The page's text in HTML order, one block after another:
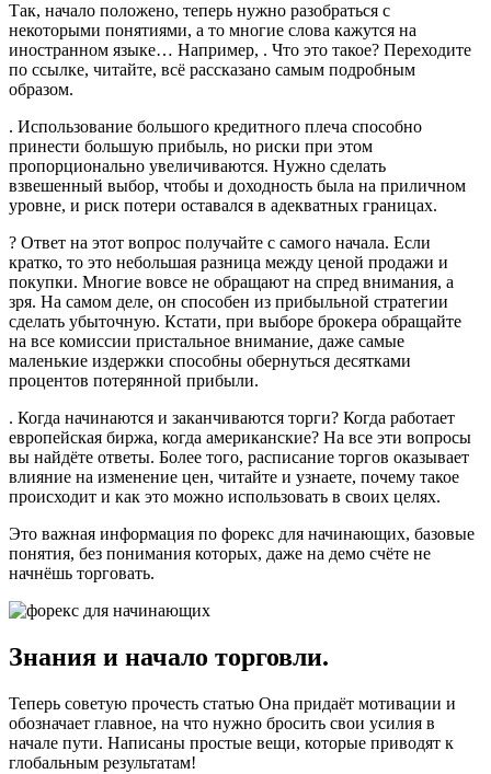
Так, начало положено, теперь нужно разобраться с
некоторыми понятиями, а то многие слова кажутся на
иностранном языке… Например, . Что это такое? Переходите
по ссылке, читайте, всё рассказано самым подробным
образом.
. Использование большого кредитного плеча способно
принести большую прибыль, но риски при этом
пропорционально увеличиваются. Нужно сделать
взвешенный выбор, чтобы и доходность была на приличном
уровне, и риск потери оставался в адекватных границах.
? Ответ на этот вопрос получайте с самого начала. Если
кратко, то это небольшая разница между ценой продажи и
покупки. Многие вовсе не обращают на спред внимания, а
зря. На самом деле, он способен из прибыльной стратегии
сделать убыточную. Кстати, при выборе брокера обращайте
на все комиссии пристальное внимание, даже самые
маленькие издержки способны обернуться десятками
процентов потерянной прибыли.
. Когда начинаются и заканчиваются торги? Когда работает
европейская биржа, когда американские? На все эти вопросы
вы найдёте ответы. Более того, расписание торгов оказывает
влияние на изменение цен, читайте и узнаете, почему такое
происходит и как это можно использовать в своих целях.
Это важная информация по форекс для начинающих, базовые
понятия, без понимания которых, даже на демо счёте не
начнёшь торговать.
Знания и начало торговли.
Теперь советую прочесть статью Она придаёт мотивации и
обозначает главное, на что нужно бросить свои усилия в
начале пути. Написаны простые вещи, которые приводят к
глобальным результатам!